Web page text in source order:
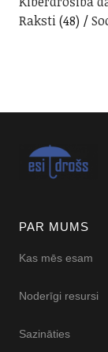
Raksti(48)
PAR MUMS
Kas mēs esam
Noderīgi resursi
Sazināties